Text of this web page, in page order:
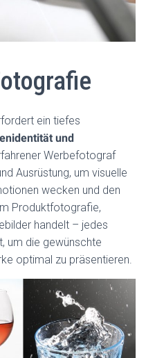
ein tiefes
und
Werbefotograf
Ausrüstung, um visuelle
wecken und den
Produktfotografie,
handelt – jedes
um die gewünschte
optimal zu präsentieren.